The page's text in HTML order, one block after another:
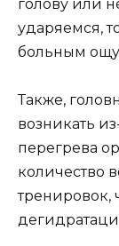
голову или
ударяемся,
больным
Также,
возникать
перегрева
количество
тренировок,